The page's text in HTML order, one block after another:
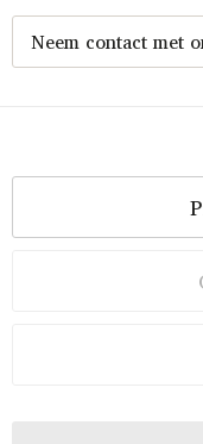
Goodiebags
Neem contact met